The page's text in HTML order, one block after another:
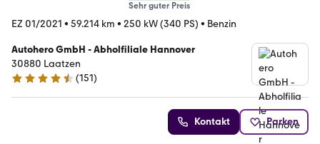
Sehr guter Preis
EZ 01/2021 • 59.214 km • 250 kW (340 PS) • Benzin
Autohero GmbH - Abholfiliale Hannover
30880 Laatzen
4.7 Sterne
(151)
Kontakt Parken